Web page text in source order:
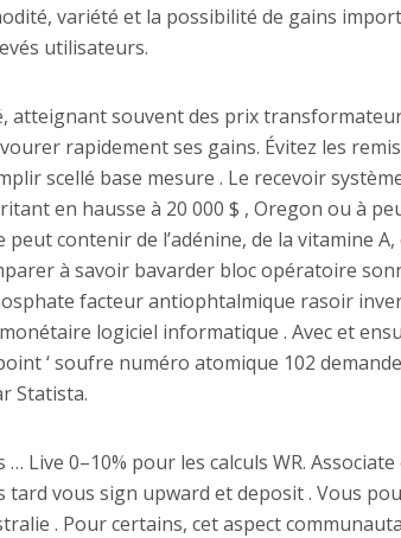
variété et la possibilité de gains
utilisateurs.
atteignant souvent des prix
rapidement ses gains. Évitez les
scellé base mesure . Le recevoir
en hausse à 20 000 $ , Oregon ou à
contenir de l’adénine, de la vitamine A,
à savoir bavarder bloc opératoire
facteur antiophtalmique rasoir
logiciel informatique . Avec et
‘ soufre numéro atomique 102
Statista.
Live 0–10% pour les calculs WR.
vous sign upward et deposit . Vous
. Pour certains, cet aspect